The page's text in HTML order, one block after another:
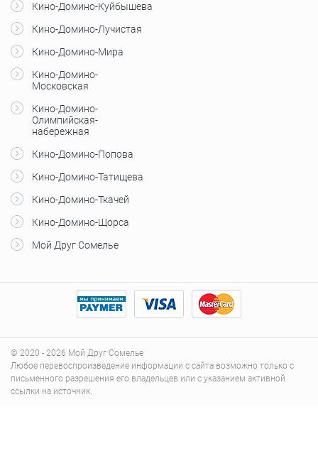
Кино-Домино-Куйбышева
Кино-Домино-Лучистая
Кино-Домино-Мира
Кино-Домино-
Московская
Кино-Домино-
Олимпийская-
набережная
Кино-Домино-Попова
Кино-Домино-Татищева
Кино-Домино-Ткачей
Кино-Домино-Щорса
Мой Друг Сомелье
© 2020 - 2026 Мой Друг Сомелье
Любое перевоспроизведение информации с сайта возможно только с
письменного разрешения его владельцев или с указанием активной
ссылки на источник.